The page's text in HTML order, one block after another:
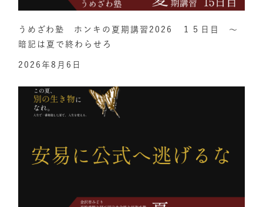
うめざわ塾 ホンキの夏期講習2026 １５日目 ～
暗記は夏で終わらせろ
2026年8月6日